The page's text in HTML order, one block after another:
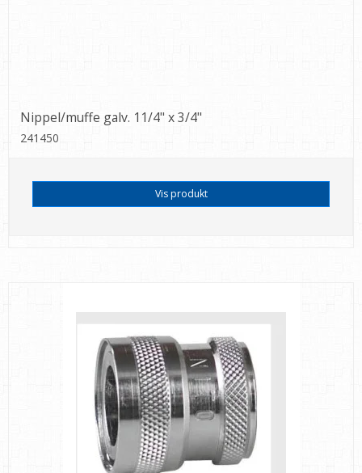
Nippel/muffe galv. 11/4" x 3/4"
241450
Vis produkt